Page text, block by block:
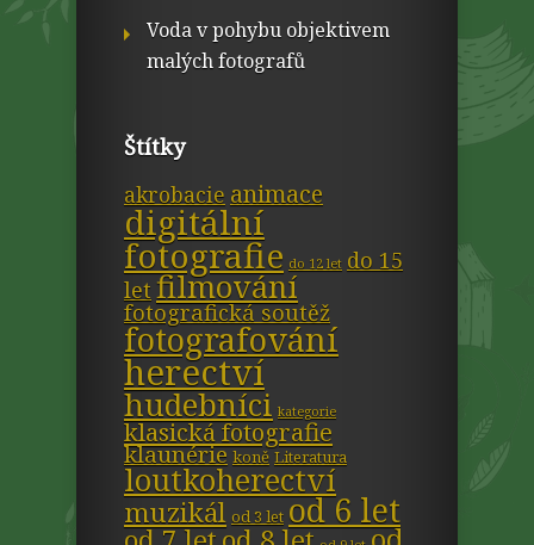
Voda v pohybu objektivem
malých fotografů
Štítky
akrobacie animace
digitální
fotografie do 12 let do 15
let filmování
fotografická soutěž
fotografování
herectví
hudebníci kategorie
klasická fotografie
klaunérie koně Literatura
loutkoherectví
muzikál od 3 let od 6 let